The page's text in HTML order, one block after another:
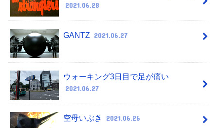
2021.06.28
GANTZ 2021.06.27
ウォーキング3日目で足が痛い
2021.06.27
空母いぶき 2021.06.26